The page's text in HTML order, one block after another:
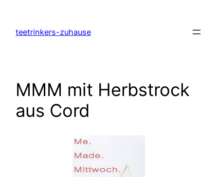
springen
teetrinkers-zuhause
MMM mit Herbstrock
aus Cord